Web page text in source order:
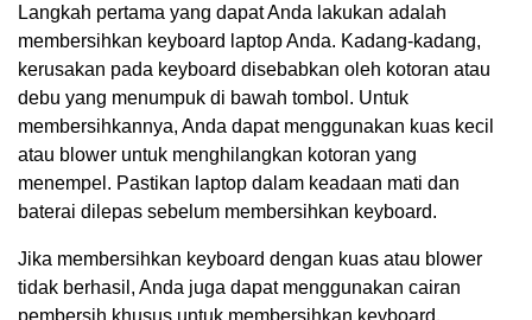
Langkah pertama yang dapat Anda lakukan adalah
membersihkan keyboard laptop Anda. Kadang-kadang,
kerusakan pada keyboard disebabkan oleh kotoran atau
debu yang menumpuk di bawah tombol. Untuk
membersihkannya, Anda dapat menggunakan kuas kecil
atau blower untuk menghilangkan kotoran yang
menempel. Pastikan laptop dalam keadaan mati dan
baterai dilepas sebelum membersihkan keyboard.
Jika membersihkan keyboard dengan kuas atau blower
tidak berhasil, Anda juga dapat menggunakan cairan
pembersih khusus untuk membersihkan keyboard.